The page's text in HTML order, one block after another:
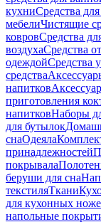
кухниСредства
мебелиЧистящие
ковровСредства
воздухаСредства
одеждойСредства
средства
напитков
приготовления
напитковНаборы
для бутылок
снаОдеяла
принадлежностей
покрывала
беруши для сна
текстиляТкани
для кухонных
напольные